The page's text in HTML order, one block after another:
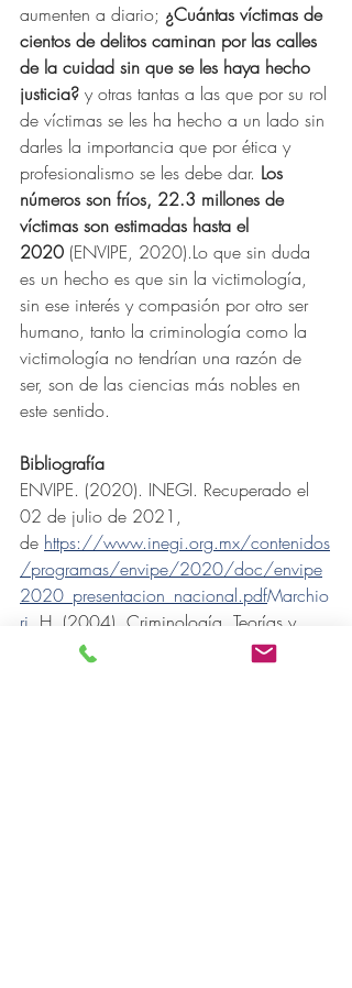
aumenten a diario; ¿Cuántas víctimas de
cientos de delitos caminan por las calles
de la cuidad sin que se les haya hecho
justicia? y otras tantas a las que por su rol
de víctimas se les ha hecho a un lado sin
darles la importancia que por ética y
profesionalismo se les debe dar. Los
números son fríos, 22.3 millones de
víctimas son estimadas hasta el
2020 (ENVIPE, 2020).Lo que sin duda
es un hecho es que sin la victimología,
sin ese interés y compasión por otro ser
humano, tanto la criminología como la
victimología no tendrían una razón de
ser, son de las ciencias más nobles en
este sentido.
Bibliografía
ENVIPE. (2020). INEGI. Recuperado el
02 de julio de 2021,
de https://www.inegi.org.mx/contenidos
/programas/envipe/2020/doc/envipe
2020_presentacion_nacional.pdfMarchio
ri , H. (2004). Criminología. Teorías y
pensamientos. México: Porrúa.Porras, J. F.